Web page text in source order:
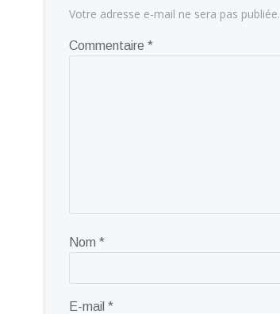
Votre adresse e-mail ne sera pas publiée.
Commentaire *
Nom *
E-mail *